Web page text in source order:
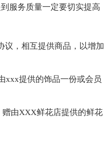
务质量一定要切实提高
，相互提供商品，以增加
提供的饰品一份或会员
由XXX鲜花店提供的鲜花